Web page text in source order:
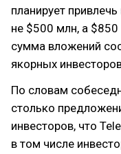
планирует
не $500 млн, а
сумма вложений
якорных
По словам
столько
инвесторов, что
в том числе